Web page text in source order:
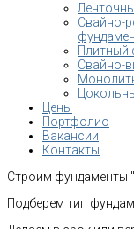
Свайно-
Плитный
Свайно-
Цены
Портфолио
Вакансии
Контакты
Строим фундаменты
Подберем тип